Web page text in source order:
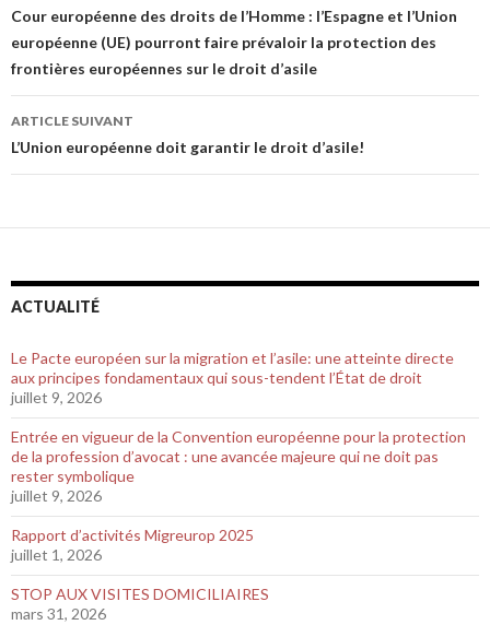
Navigation de l’article
Cour européenne des droits de l’Homme : l’Espagne et l’Union
européenne (UE) pourront faire prévaloir la protection des
frontières européennes sur le droit d’asile
ARTICLE SUIVANT
L’Union européenne doit garantir le droit d’asile!
ACTUALITÉ
Le Pacte européen sur la migration et l’asile: une atteinte directe
aux principes fondamentaux qui sous-tendent l’État de droit
juillet 9, 2026
Entrée en vigueur de la Convention européenne pour la protection
de la profession d’avocat : une avancée majeure qui ne doit pas
rester symbolique
juillet 9, 2026
Rapport d’activités Migreurop 2025
juillet 1, 2026
STOP AUX VISITES DOMICILIAIRES
mars 31, 2026